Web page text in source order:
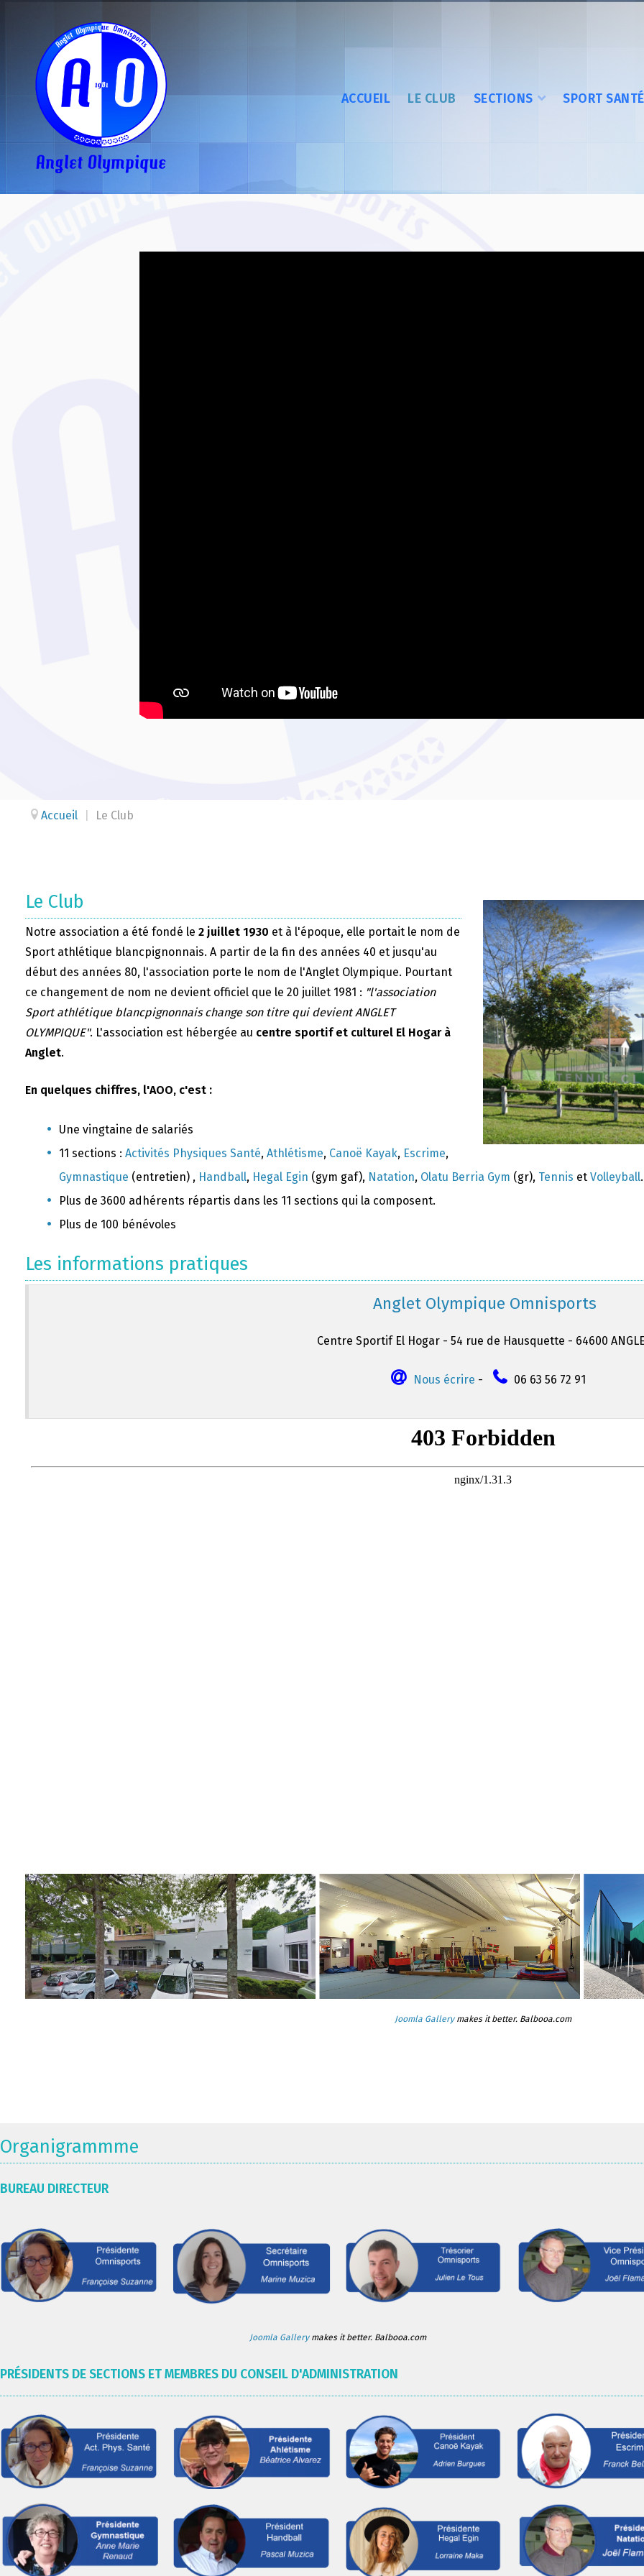
ACCUEIL LE CLUB SECTIONS SPORT SANTÉ
Accueil Le Club
Le Club
Notre association a été fondé le 2 juillet 1930 et à l'époque, elle portait le nom de
Sport athlétique blancpignonnais. A partir de la fin des années 40 et jusqu'au
début des années 80, l'association porte le nom de l'Anglet Olympique. Pourtant
ce changement de nom ne devient officiel que le 20 juillet 1981 : "l'association
Sport athlétique blancpignonnais change son titre qui devient ANGLET
OLYMPIQUE". L'association est hébergée au centre sportif et culturel El Hogar à
Anglet.
En quelques chiffres, l'AOO, c'est :
Une vingtaine de salariés
11 sections : Activités Physiques Santé, Athlétisme, Canoë Kayak, Escrime,
Gymnastique (entretien) , Handball, Hegal Egin (gym gaf), Natation, Olatu Berria Gym (gr), Tennis et Volleyball.
Plus de 3600 adhérents répartis dans les 11 sections qui la composent.
Plus de 100 bénévoles
Les informations pratiques
Anglet Olympique Omnisports
Centre Sportif El Hogar - 54 rue de Hausquette - 64600
Nous écrire - 06 63 56 72 91
Joomla Gallerymakes it better. Balbooa.com
Organigrammme
BUREAU DIRECTEUR
Joomla Gallerymakes it better. Balbooa.com
PRÉSIDENTS DE SECTIONS ET MEMBRES DU CONSEIL D'ADMINISTRATION